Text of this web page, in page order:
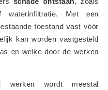
waterinfiltratie. Met een
toestand vast vóór
kan worden vastgesteld
en welke door de werken